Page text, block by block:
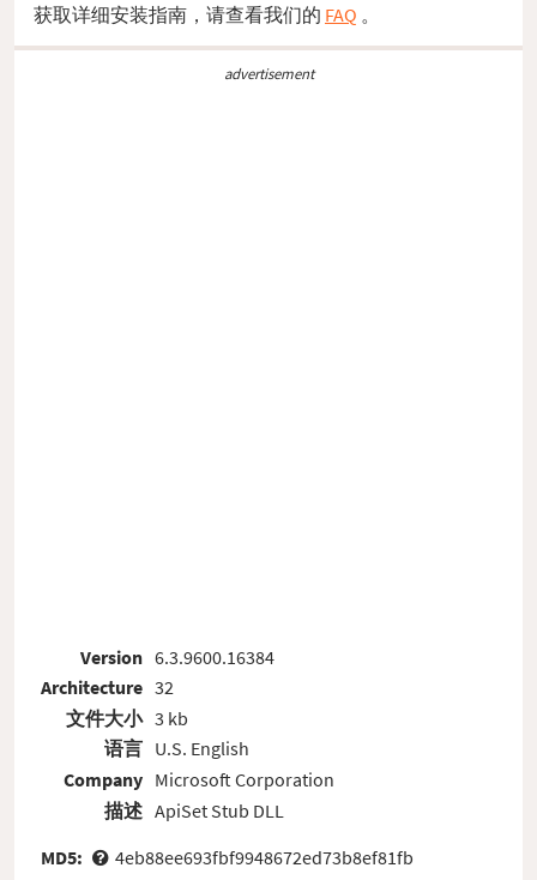
获取详细安装指南，请查看我们的 FAQ 。
advertisement
Version
Architecture
文件大小
语言
Company
描述
6.3.9600.16384
32
3 kb
U.S. English
Microsoft Corporation
ApiSet Stub DLL
MD5:
4eb88ee693fbf9948672ed73b8ef81fb